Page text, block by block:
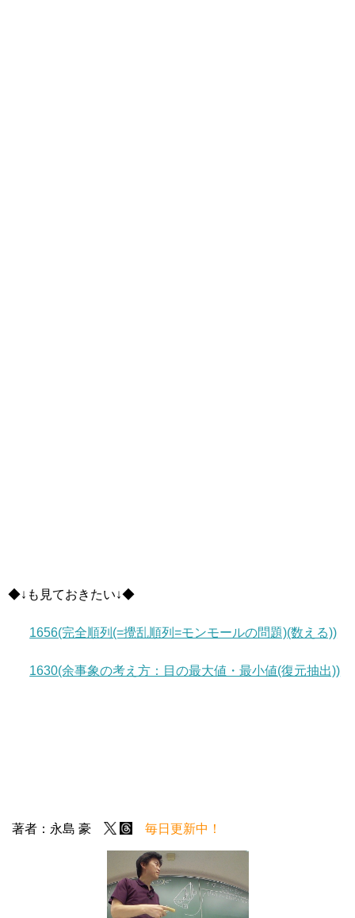
◆↓も見ておきたい↓◆
1656(完全順列(=攪乱順列=モンモールの問題)(数える))
1630(余事象の考え方：目の最大値・最小値(復元抽出))
著者：永島 豪 毎日更新中！